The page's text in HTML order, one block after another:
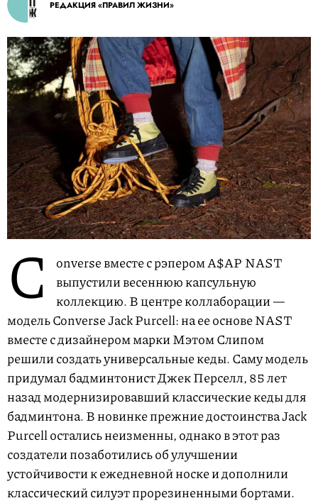
РЕДАКЦИЯ «ПРАВИЛ ЖИЗНИ»
C
onverse вместе с рэпером A$AP NAST
выпустили весеннюю капсульную
коллекцию. В центре коллаборации —
модель Converse Jack Purcell: на ее основе NAST
вместе с дизайнером марки Мэтом Слипом
решили создать универсальные кеды. Саму модель
придумал бадминтонист Джек Перселл, 85 лет
назад модернизировавший классические кеды для
бадминтона. В новинке прежние достоинства Jack
Purcell остались неизменны, однако в этот раз
создатели позаботились об улучшении
устойчивости к ежедневной носке и дополнили
классический силуэт прорезиненными бортами.